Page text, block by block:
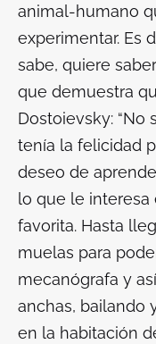
animal-humano
experimentar. Es
sabe, quiere
que demuestra
Dostoievsky: “No
tenía la felicidad
deseo de
lo que le interesa
favorita. Hasta
muelas para
mecanógrafa y
anchas, bailando
en la habitación